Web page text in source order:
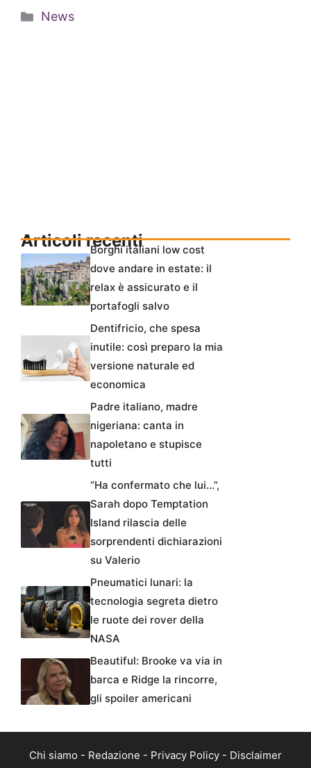
Categorie
News
Articoli recentiBorghi italiani low cost
dove andare in estate: il
relax è assicurato e il
portafogli salvo
Dentifricio, che spesa
inutile: così preparo la mia
versione naturale ed
economica
Padre italiano, madre
nigeriana: canta in
napoletano e stupisce
tutti
“Ha confermato che lui…”,
Sarah dopo Temptation
Island rilascia delle
sorprendenti dichiarazioni
su Valerio
Pneumatici lunari: la
tecnologia segreta dietro
le ruote dei rover della
NASA
Beautiful: Brooke va via in
barca e Ridge la rincorre,
gli spoiler americani
Chi siamo - Redazione - Privacy Policy - Disclaimer